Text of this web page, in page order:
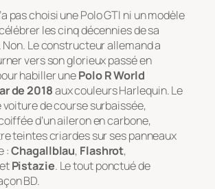
pas choisi une Polo GTI ni un modèle
les cinq décennies de sa
Le constructeur allemand a
vers son glorieux passé en
habiller unePolo R World
de 2018aux couleurs Harlequin. Le
voiture de course surbaissée,
d’un aileron en carbone,
teintes criardes sur ses panneaux
:Chagallblau, Flashrot,
Pistazie. Le tout ponctué de
BD.